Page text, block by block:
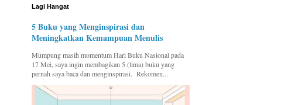
Lagi Hangat
5 Buku yang Menginspirasi dan
Meningkatkan Kemampuan Menulis
Mumpung masih momentum Hari Buku Nasional pada
17 Mei, saya ingin membagikan 5 (lima) buku yang
pernah saya baca dan menginspirasi. Rekomen...